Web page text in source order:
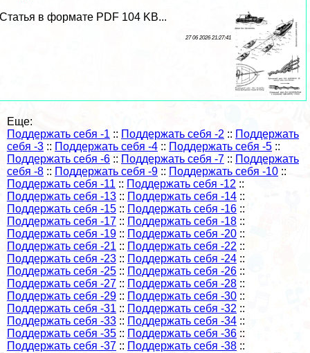
Статья в формате PDF 104 KB...
27 06 2026 21:27:41
Еще:
Поддержать себя -1 :: Поддержать себя -2 :: Поддержать
себя -3 :: Поддержать себя -4 :: Поддержать себя -5 ::
Поддержать себя -6 :: Поддержать себя -7 :: Поддержать
себя -8 :: Поддержать себя -9 :: Поддержать себя -10 ::
Поддержать себя -11 :: Поддержать себя -12 ::
Поддержать себя -13 :: Поддержать себя -14 ::
Поддержать себя -15 :: Поддержать себя -16 ::
Поддержать себя -17 :: Поддержать себя -18 ::
Поддержать себя -19 :: Поддержать себя -20 ::
Поддержать себя -21 :: Поддержать себя -22 ::
Поддержать себя -23 :: Поддержать себя -24 ::
Поддержать себя -25 :: Поддержать себя -26 ::
Поддержать себя -27 :: Поддержать себя -28 ::
Поддержать себя -29 :: Поддержать себя -30 ::
Поддержать себя -31 :: Поддержать себя -32 ::
Поддержать себя -33 :: Поддержать себя -34 ::
Поддержать себя -35 :: Поддержать себя -36 ::
Поддержать себя -37 :: Поддержать себя -38 ::